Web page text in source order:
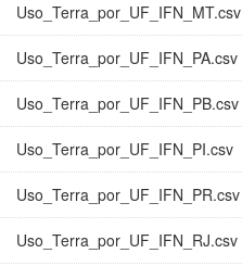
Uso_Terra_por_UF_IFN_MT.csv
Uso_Terra_por_UF_IFN_PA.csv
Uso_Terra_por_UF_IFN_PB.csv
Uso_Terra_por_UF_IFN_PI.csv
Uso_Terra_por_UF_IFN_PR.csv
Uso_Terra_por_UF_IFN_RJ.csv